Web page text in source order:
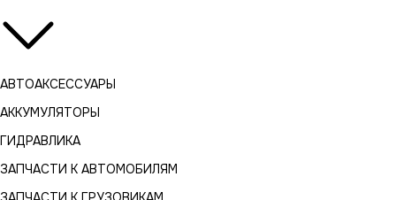
АВТОАКСЕССУАРЫ
АККУМУЛЯТОРЫ
ГИДРАВЛИКА
ЗАПЧАСТИ К АВТОМОБИЛЯМ